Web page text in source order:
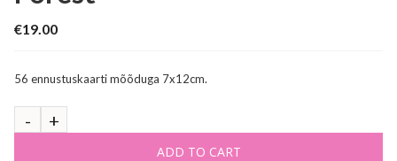
€19.00
56 ennustuskaarti mõõduga 7x12cm.
ADD TO CART